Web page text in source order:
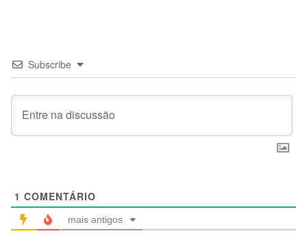
Subscribe
1 COMENTÁRIO
mais antigos